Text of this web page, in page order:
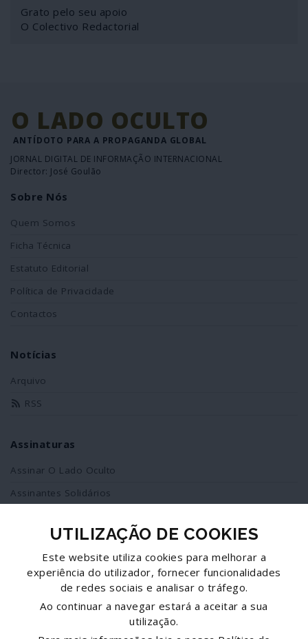
Grato pelo seu apoio
O Colectivo Redactorial
O LADO OCULTO
ANTÍDOTO PARA A PROPAGANDA GLOBAL
JORNAL DIGITAL DE INFORMAÇÃO INTERNACIONAL
Director: José Goulão
Sobre Nós
Quem Somos
Ficha Técnica
Estatuto Editorial
Política de Privacidade
Contactos
Notícias
Arquivo
RSS
Assinaturas
Assinar O Lado Oculto
Assinantes Solidários
Redes Sociais
Siga-nos no facebook
UTILIZAÇÃO DE COOKIES
Este website utiliza cookies para melhorar a
experiência do utilizador, fornecer funcionalidades
de redes sociais e analisar o tráfego.
Ao continuar a navegar estará a aceitar a sua
utilização.